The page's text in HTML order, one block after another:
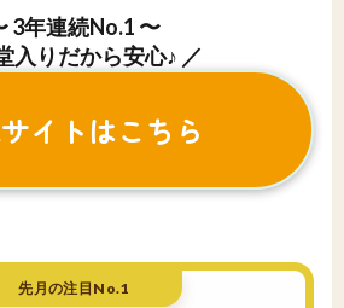
3年連続No.1 〜
入りだから安心♪ ／
イトはこちら
先月の注目No.1